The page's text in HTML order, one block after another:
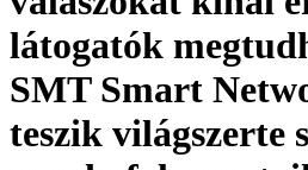
látogatók
SMT Smart
teszik világszerte